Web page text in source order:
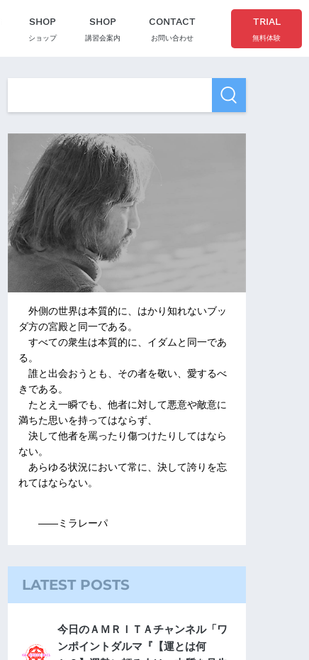
SHOP
ショップ
SHOP
講習会案内
CONTACT
お問い合わせ
TRIAL
無料体験
外側の世界は本質的に、はかり知れないブッ
ダ方の宮殿と同一である。
すべての衆生は本質的に、イダムと同一であ
る。
誰と出会おうとも、その者を敬い、愛するべ
きである。
たとえ一瞬でも、他者に対して悪意や敵意に
満ちた思いを持ってはならず、
決して他者を罵ったり傷つけたりしてはなら
ない。
あらゆる状況において常に、決して誇りを忘
れてはならない。
――ミラレーパ
LATEST POSTS
今日のＡＭＲＩＴＡチャンネル「ワ
ンポイントダルマ『【運とは何